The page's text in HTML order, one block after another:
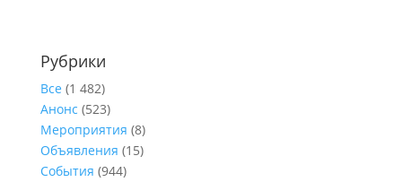
Рубрики
Все (1 482)
Анонс (523)
Мероприятия (8)
Объявления (15)
События (944)